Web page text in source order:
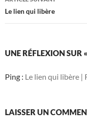
articles
Le lien qui libère
UNE RÉFLEXION SUR
Ping : Le lien qui libère |
LAISSER UN